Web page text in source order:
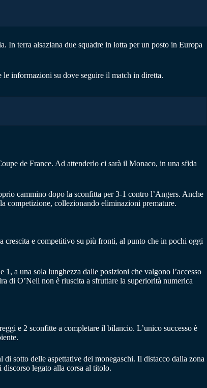
In terra alsaziana due squadre in lotta per un posto in Europa
le informazioni su dove seguire il match in diretta.
de France. Ad attenderlo ci sarà il Monaco, in una sfida
cammino dopo la sconfitta per 3-1 contro l’Angers. Anche
competizione, collezionando eliminazioni premature.
crescita e competitivo su più fronti, al punto che in pochi oggi
a una sola lunghezza dalle posizioni che valgono l’accesso
di O’Neil non è riuscita a sfruttare la superiorità numerica
e 2 sconfitte a completare il bilancio. L’unico successo è
sotto delle aspettative dei monegaschi. Il distacco dalla zona
legato alla corsa al titolo.